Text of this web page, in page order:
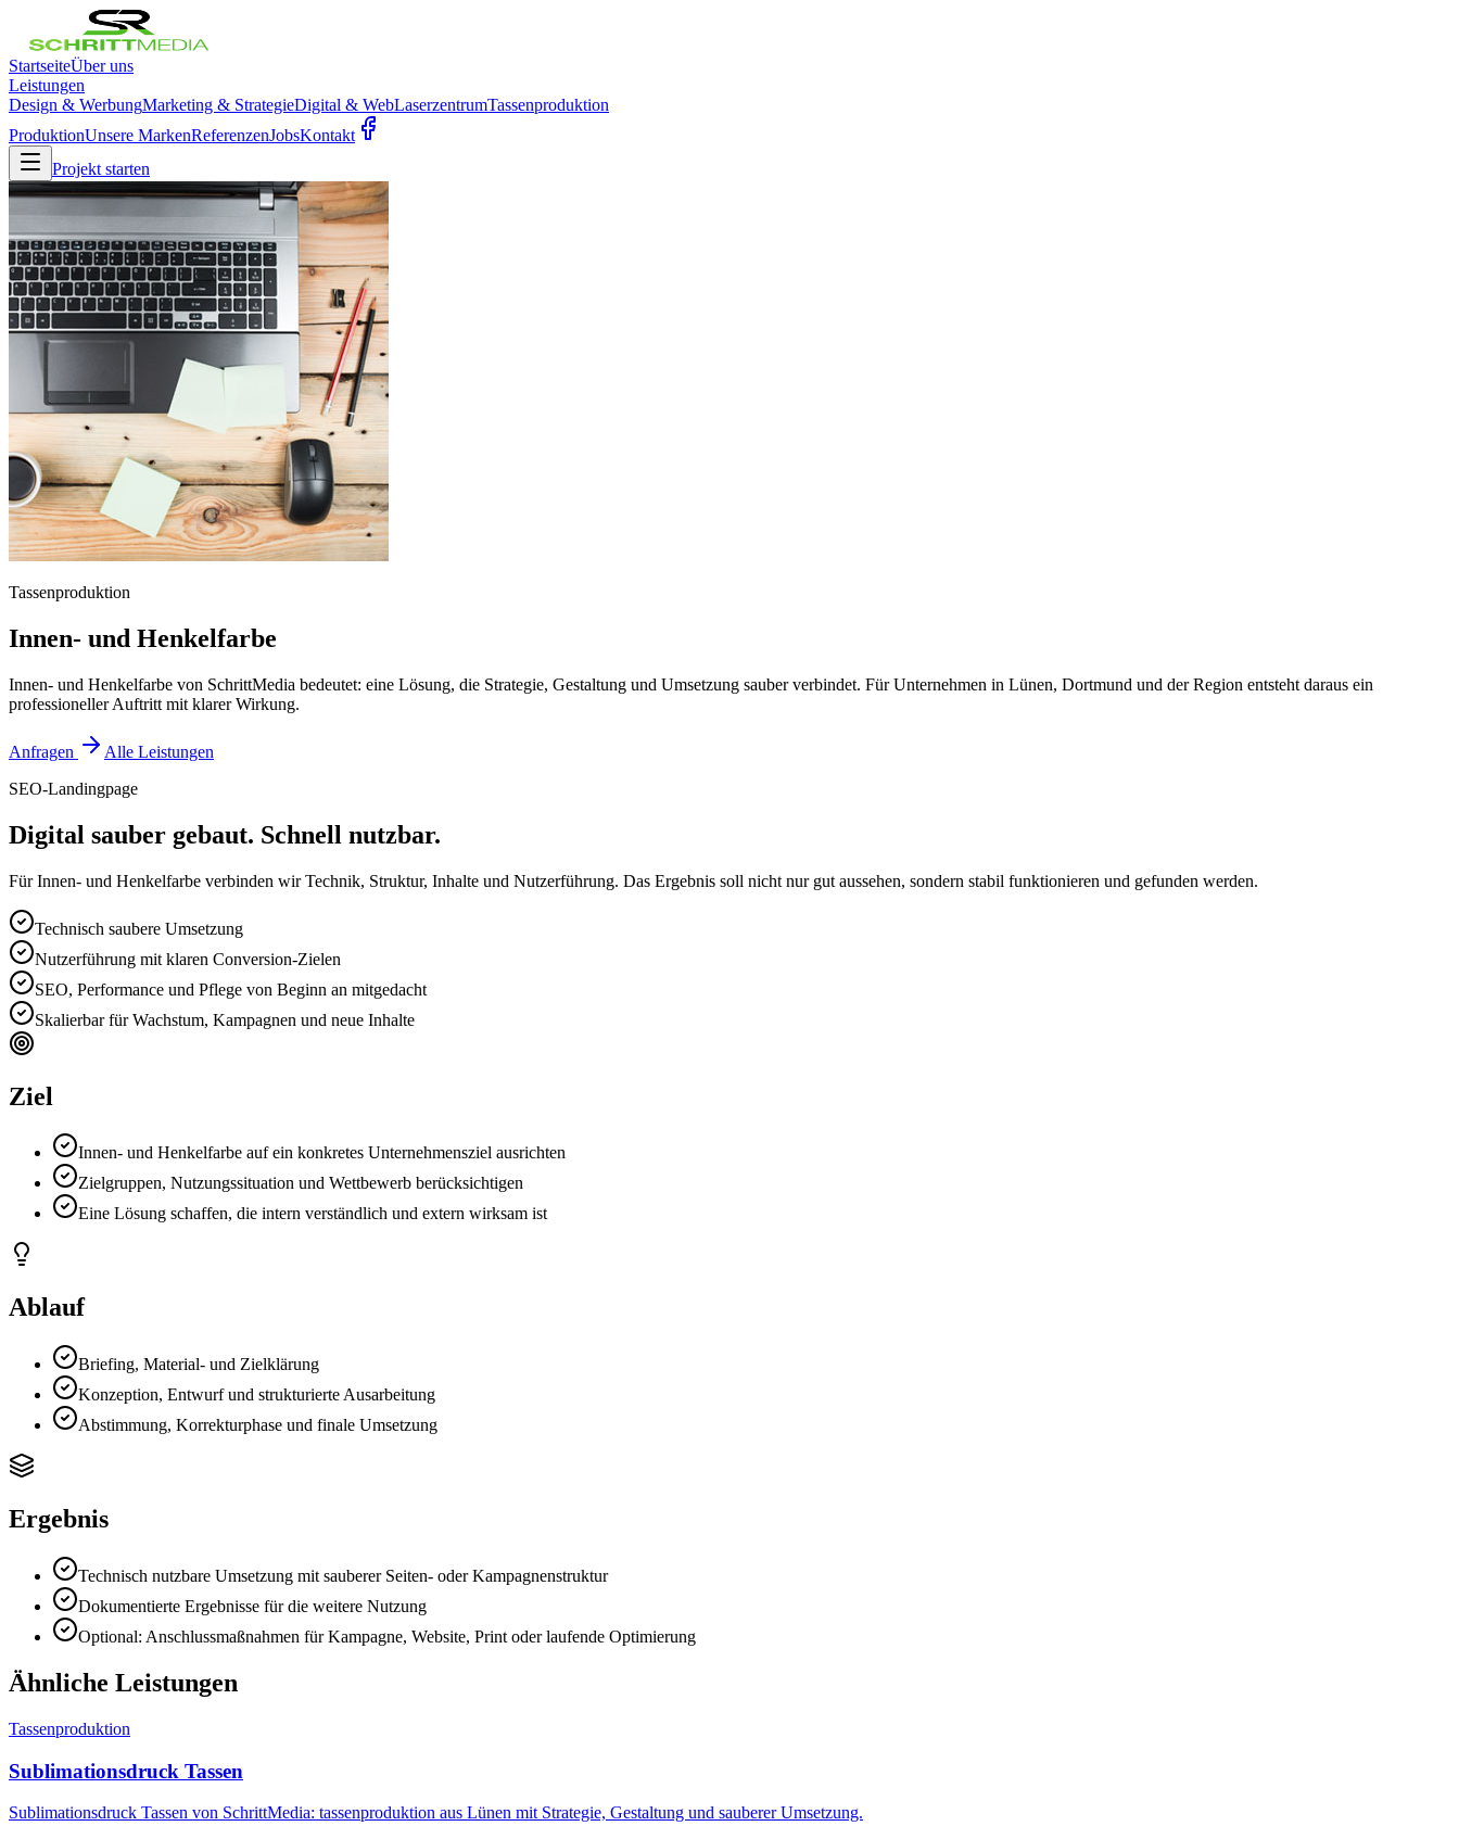
StartseiteÜber uns
Leistungen
Design & WerbungMarketing & StrategieDigital & WebLaserzentrumTassenproduktion
ProduktionUnsere MarkenReferenzenJobsKontakt
Projekt starten
Tassenproduktion
Innen- und Henkelfarbe
Innen- und Henkelfarbe von SchrittMedia bedeutet: eine Lösung, die Strategie, Gestaltung und Umsetzung sauber verbindet. Für Unternehmen in Lünen, Dortmund und der Region entsteht daraus ein
professioneller Auftritt mit klarer Wirkung.
Anfragen
Alle Leistungen
SEO-Landingpage
Digital sauber gebaut. Schnell nutzbar.
Für Innen- und Henkelfarbe verbinden wir Technik, Struktur, Inhalte und Nutzerführung. Das Ergebnis soll nicht nur gut aussehen, sondern stabil funktionieren und gefunden werden.
Technisch saubere Umsetzung
Nutzerführung mit klaren Conversion-Zielen
SEO, Performance und Pflege von Beginn an mitgedacht
Skalierbar für Wachstum, Kampagnen und neue Inhalte
Ziel
Innen- und Henkelfarbe auf ein konkretes Unternehmensziel ausrichten
Zielgruppen, Nutzungssituation und Wettbewerb berücksichtigen
Eine Lösung schaffen, die intern verständlich und extern wirksam ist
Ablauf
Briefing, Material- und Zielklärung
Konzeption, Entwurf und strukturierte Ausarbeitung
Abstimmung, Korrekturphase und finale Umsetzung
Ergebnis
Technisch nutzbare Umsetzung mit sauberer Seiten- oder Kampagnenstruktur
Dokumentierte Ergebnisse für die weitere Nutzung
Optional: Anschlussmaßnahmen für Kampagne, Website, Print oder laufende Optimierung
Ähnliche Leistungen
Tassenproduktion
Sublimationsdruck Tassen
Sublimationsdruck Tassen von SchrittMedia: tassenproduktion aus Lünen mit Strategie, Gestaltung und sauberer Umsetzung.